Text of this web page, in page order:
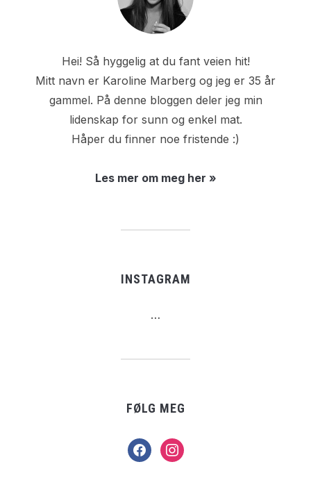
Hei! Så hyggelig at du fant veien hit!
Mitt navn er Karoline Marberg og jeg er 35 år
gammel. På denne bloggen deler jeg min
lidenskap for sunn og enkel mat.
Håper du finner noe fristende :)
Les mer om meg her »
INSTAGRAM
…
FØLG MEG
facebookinstagram